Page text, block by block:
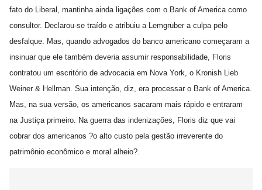
fato do Liberal, mantinha ainda ligações com o Bank of America como
consultor. Declarou-se traído e atribuiu a Lemgruber a culpa pelo
desfalque. Mas, quando advogados do banco americano começaram a
insinuar que ele também deveria assumir responsabilidade, Floris
contratou um escritório de advocacia em Nova York, o Kronish Lieb
Weiner & Hellman. Sua intenção, diz, era processar o Bank of America.
Mas, na sua versão, os americanos sacaram mais rápido e entraram
na Justiça primeiro. Na guerra das indenizações, Floris diz que vai
cobrar dos americanos ?o alto custo pela gestão irreverente do
patrimônio econômico e moral alheio?.